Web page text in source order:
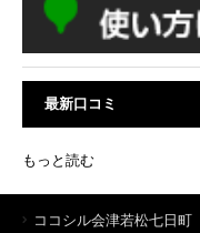
最新口コミ
もっと読む
ココシル会津若松七日町